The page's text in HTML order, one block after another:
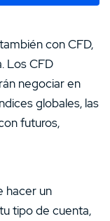
con CFD,
Los CFD
negociar en
globales, las
futuros,
hacer un
tipo de cuenta,